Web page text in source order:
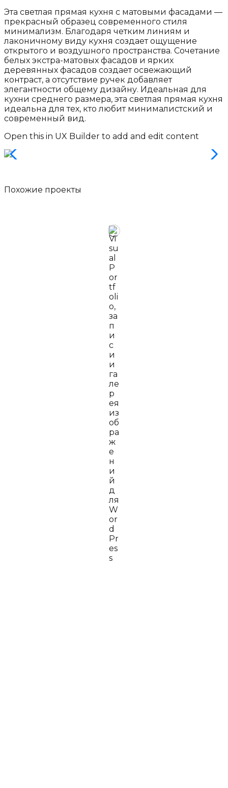
Эта светлая прямая кухня с матовыми фасадами —
прекрасный образец современного стиля
минимализм. Благодаря четким линиям и
лаконичному виду кухня создает ощущение
открытого и воздушного пространства. Сочетание
белых экстра-матовых фасадов и ярких
деревянных фасадов создает освежающий
контраст, а отсутствие ручек добавляет
элегантности общему дизайну. Идеальная для
кухни среднего размера, эта светлая прямая кухня
идеальна для тех, кто любит минималистский и
современный вид.
Open this in UX Builder to add and edit content
Похожие проекты